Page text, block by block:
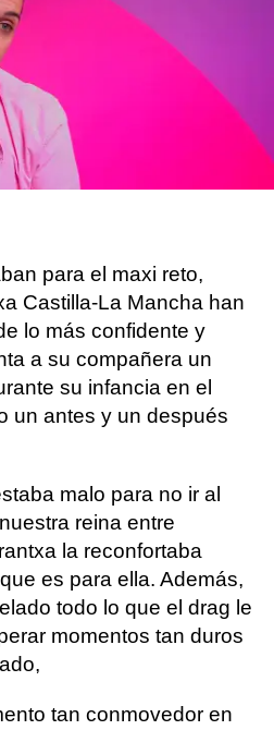
20:18
para el maxi reto,
Castilla-La Mancha han
lo más confidente y
a su compañera un
su infancia en el
un antes y un después
malo para no ir al
reina entre
la reconfortaba
es para ella. Además,
todo lo que el drag le
momentos tan duros
tan conmovedor en